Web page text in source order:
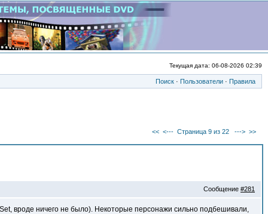
Текущая дата: 06-08-2026 02:39
Поиск · Пользователи · Правила
<< <--- Страница 9 из 22 ---> >>
Сообщение #281
вроде ничего не было). Некоторые персонажи сильно подбешивали,